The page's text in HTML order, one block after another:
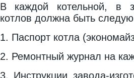
В каждой котельной, в
котлов должна быть
1. Паспорт котла
2. Ремонтный журнал на
3. Инструкции завода-